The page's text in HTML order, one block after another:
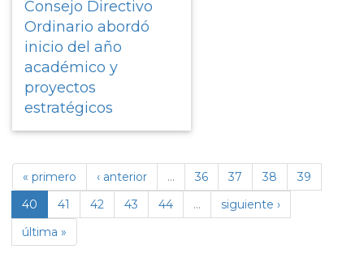
Consejo Directivo
Ordinario abordó
inicio del año
académico y
proyectos
estratégicos
« primero ‹ anterior … 36 37 38
39
40
41 42 43 44 …
siguiente ›
última »